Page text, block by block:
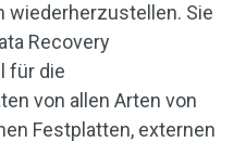
wiederherzustellen. Sie
Recovery
für die
von allen Arten von
Festplatten, externen